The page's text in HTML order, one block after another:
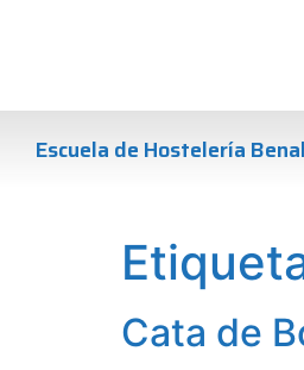
Escuela de Hostelería
Cata de